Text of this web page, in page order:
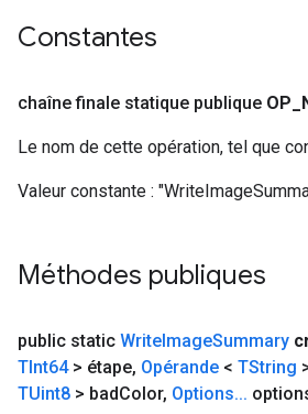
Constantes
chaîne finale statique publique OP
Le nom de cette opération, tel que
Valeur constante :
Méthodes publiques
public static WriteImageSummary
TInt64> étape, Opérande < TString
TUint8 > badColor, Options...